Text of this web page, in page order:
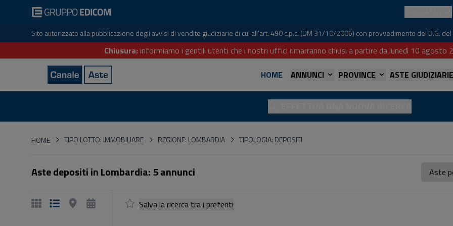
Sito autorizzato alla pubblicazione degli avvisi di vendite giudiziarie di cui all'art. 490 c.p.c. (DM 31/10/2006) con provvedimento del D.G.
Chiusura: informiamo i gentili utenti che i nostri uffici rimarranno chiusi a partire da lunedì 10
HOME
ANNUNCI PROVINCE ASTE GIUDIZIARIE
HOMEHOMETIPO LOTTO: IMMOBILIARE REGIONE: LOMBARDIA TIPOLOGIA: DEPOSITI
Aste depositi in Lombardia: 5 annunci
Salva la ricerca tra i preferiti